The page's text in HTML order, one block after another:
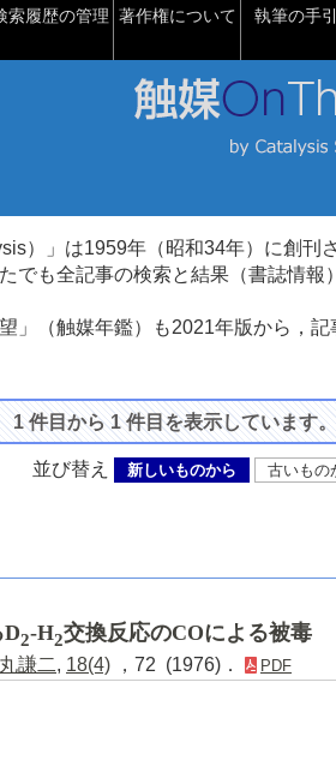
索履歴の管理 著作権について 執筆の手
）」は1959年（昭和34年）に創刊
でも全記事の検索と結果（書誌情
」（触媒年鑑）も2021年版から，
1 件目から 1 件目を表示しています。
並び替え 新しいものから 古いもの
2-H2交換反応のCOによる被毒
謙二, 18(4) ，72 (1976)． PDF